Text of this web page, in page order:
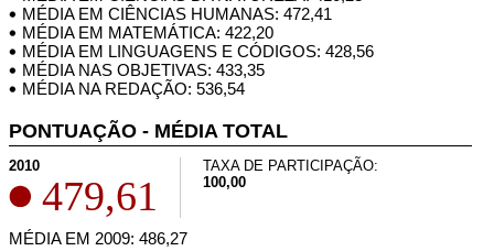
MÉDIA EM CIÊNCIAS HUMANAS: 472,41
MÉDIA EM MATEMÁTICA: 422,20
MÉDIA EM LINGUAGENS E CÓDIGOS: 428,56
MÉDIA NAS OBJETIVAS: 433,35
MÉDIA NA REDAÇÃO: 536,54
PONTUAÇÃO - MÉDIA TOTAL
2010
479,61
TAXA DE PARTICIPAÇÃO:
100,00
MÉDIA EM 2009: 486,27